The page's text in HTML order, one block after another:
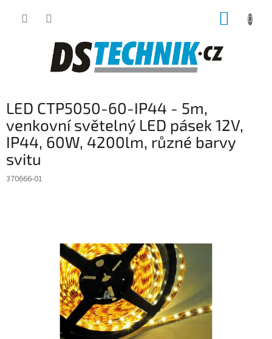
LED CTP5050-60-IP44 - 5m,
venkovní světelný LED pásek 12V,
IP44, 60W, 4200lm, různé barvy
svitu
370666-01